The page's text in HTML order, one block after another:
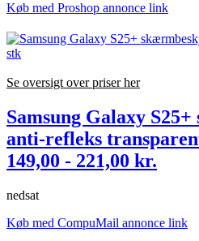
Køb med Proshop annonce link
Se oversigt over priser her
Samsung Galaxy
anti-refleks
149,00 - 221,00 kr.
nedsat
Køb med CompuMail annonce link